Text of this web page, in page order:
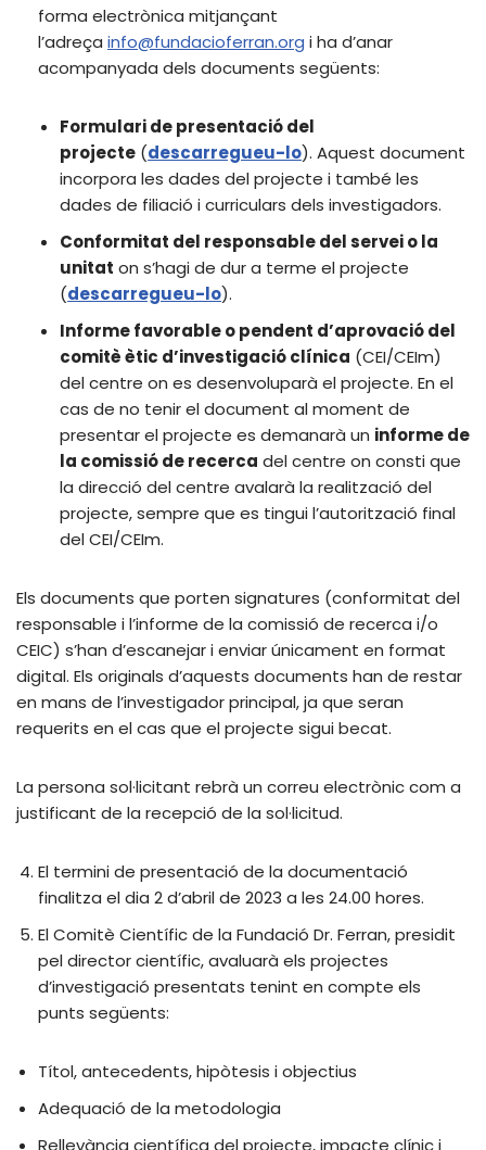
forma electrònica mitjançant
l’adreça info@fundacioferran.org i ha d’anar
acompanyada dels documents següents:
Formulari de presentació del
projecte (descarregueu-lo). Aquest document
incorpora les dades del projecte i també les
dades de filiació i curriculars dels investigadors.
Conformitat del responsable del servei o la
unitat on s’hagi de dur a terme el projecte
(descarregueu-lo).
Informe favorable o pendent d’aprovació del
comitè ètic d’investigació clínica (CEI/CEIm)
del centre on es desenvoluparà el projecte. En el
cas de no tenir el document al moment de
presentar el projecte es demanarà un informe de
la comissió de recerca del centre on consti que
la direcció del centre avalarà la realització del
projecte, sempre que es tingui l’autorització final
del CEI/CEIm.
Els documents que porten signatures (conformitat del
responsable i l’informe de la comissió de recerca i/o
CEIC) s’han d’escanejar i enviar únicament en format
digital. Els originals d’aquests documents han de restar
en mans de l’investigador principal, ja que seran
requerits en el cas que el projecte sigui becat.
La persona sol·licitant rebrà un correu electrònic com a
justificant de la recepció de la sol·licitud.
El termini de presentació de la documentació
finalitza el dia 2 d’abril de 2023 a les 24.00 hores.
El Comitè Científic de la Fundació Dr. Ferran, presidit
pel director científic, avaluarà els projectes
d’investigació presentats tenint en compte els
punts següents:
Títol, antecedents, hipòtesis i objectius
Adequació de la metodologia
Rellevància científica del projecte, impacte clínic i